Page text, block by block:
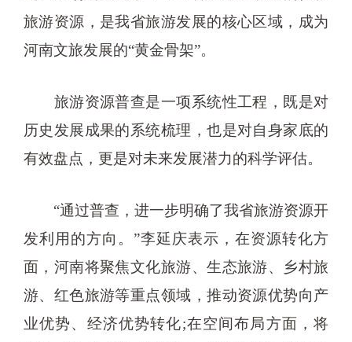
旅游资源，是我省旅游发展的核心区域，成为
河南文旅发展的“黄金骨架”。
旅游资源普查是一项系统性工程，既是对
历史发展成果的系统梳理，也是对自身家底的
有效盘点，更是对未来发展潜力的科学评估。
“通过普查，进一步明确了我省旅游资源开
发利用的方向。”李延庆表示，在资源转化方
面，河南将聚焦文化旅游、生态旅游、乡村旅
游、红色旅游等重点领域，推动资源优势向产
业优势、经济优势转化;在空间布局方面，将